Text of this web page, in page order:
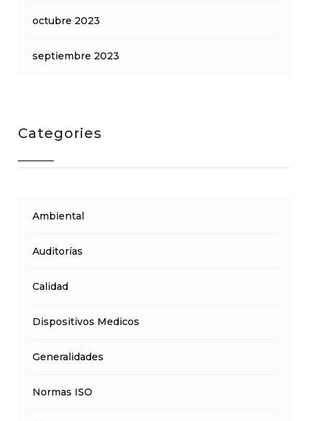
octubre 2023
septiembre 2023
Categories
Ambiental
Auditorías
Calidad
Dispositivos Medicos
Generalidades
Normas ISO